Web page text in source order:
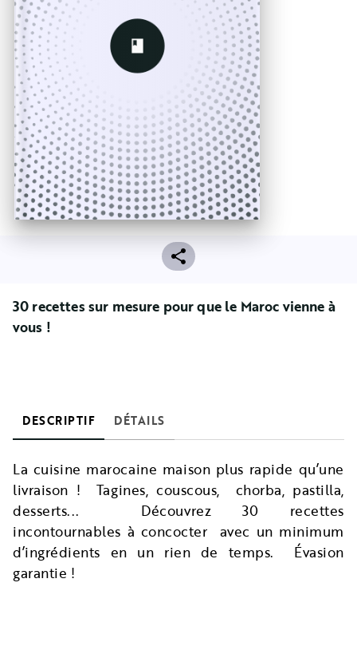
30 recettes sur mesure pour que le Maroc vienne à
vous !
DESCRIPTIF DÉTAILS
La cuisine marocaine maison plus rapide qu’une
livraison ! Tagines, couscous, chorba, pastilla,
desserts... Découvrez 30 recettes
incontournables à concocter avec un minimum
d’ingrédients en un rien de temps. Évasion
garantie !